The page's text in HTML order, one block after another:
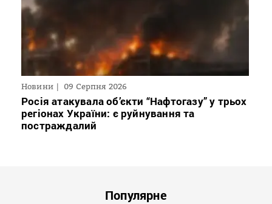
Новини 09 Серпня 2026
Росія атакувала об’єкти “Нафтогазу” у трьох
регіонах України: є руйнування та
постраждалий
Популярне